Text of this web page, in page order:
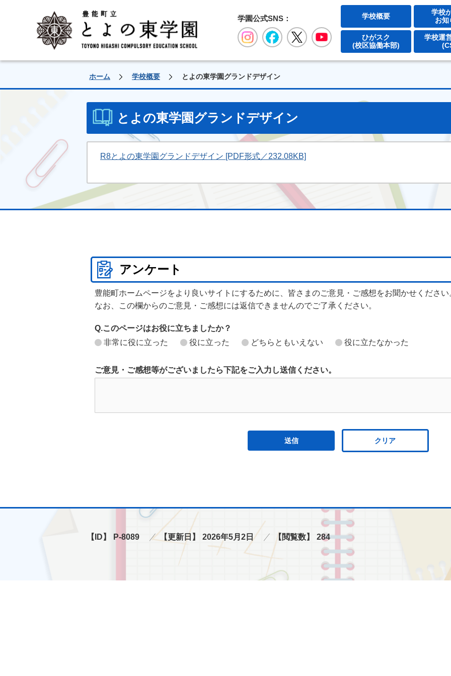
学園公式SNS：
公式Instagram公式Facebook
公式X 公式YouTube
学校概要
学校
お知
ひがスク
(校区協働本部)
学校運
ホーム 学校概要 とよの東学園グランドデザイン
とよの東学園グランドデザイン
R8とよの東学園グランドデザイン [PDF形式／232.08KB]
アンケート
豊能町ホームページをより良いサイトにするために、皆さまのご意見・ご感想をお聞かせください
なお、この欄からのご意見・ご感想には返信できませんのでご了承ください。
Q.このページはお役に立ちましたか？
非常に役に立った
役に立った どちらともいえない 役に立たなかった
ご意見・ご感想等がございましたら下記をご入力し送信ください。
【ID】 P-8089 【更新日】 2026年5月2日 【閲覧数】 284